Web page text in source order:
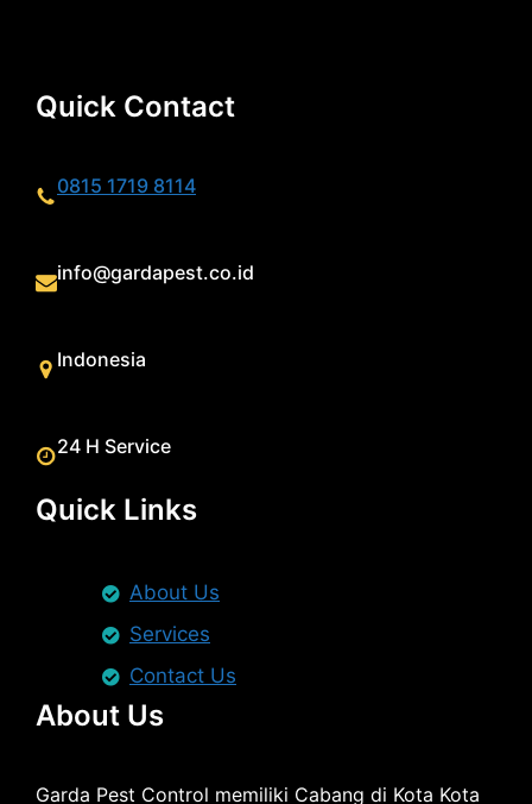
Quick Contact
0815 1719 8114
info@gardapest.co.id
Indonesia
24 H Service
Quick Links
About Us
Services
Contact Us
About Us
Garda Pest Control memiliki Cabang di Kota Kota